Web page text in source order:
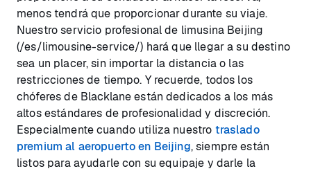
menos tendrá que proporcionar durante su viaje.
Nuestro servicio profesional de limusina Beijing
(/es/limousine-service/) hará que llegar a su destino
sea un placer, sin importar la distancia o las
restricciones de tiempo. Y recuerde, todos los
chóferes de Blacklane están dedicados a los más
altos estándares de profesionalidad y discreción.
Especialmente cuando utiliza nuestro traslado
premium al aeropuerto en Beijing, siempre están
listos para ayudarle con su equipaje y darle la